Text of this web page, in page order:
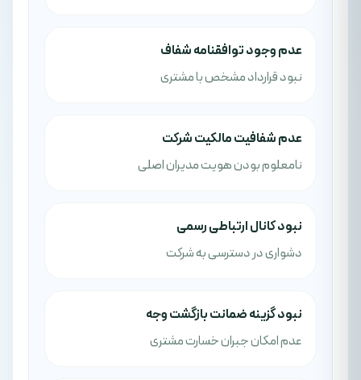
عدم وجود توافقنامه شفاف
نبود قرارداد مشخص با مشتری
عدم شفافیت مالکیت شرکت
نامعلوم بودن هویت مدیران اصلی
نبود کانال ارتباطی رسمی
دشواری در دسترسی به شرکت
نبود گزینه ضمانت بازگشت وجه
عدم امکان جبران خسارت مشتری